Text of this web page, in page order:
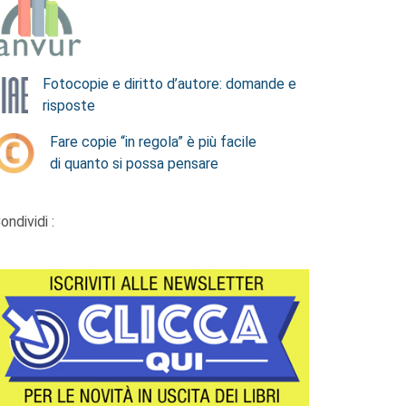
Fotocopie e diritto d’autore: domande e
risposte
Fare copie “in regola” è più facile
di quanto si possa pensare
: